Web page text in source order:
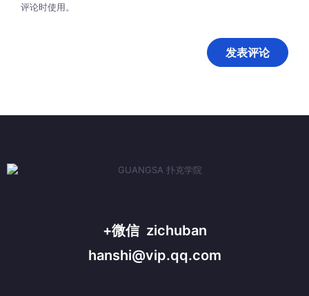
评论时使用。
+微信 zichuban
hanshi@vip.qq.com